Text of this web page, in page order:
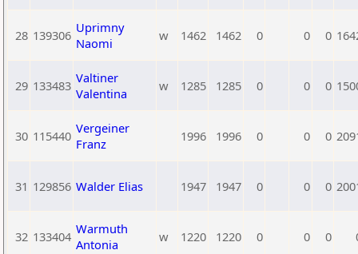
28 139306 Uprimny
Naomi
w 1462 1462 0 0 0
29 133483 Valtiner
Valentina
w 1285 1285 0 0 0
30 115440 Vergeiner
Franz
1996 1996 0 0 0
31 129856 Walder Elias 1947 1947 0 0 0
32 133404 Warmuth
Antonia
w 1220 1220 0 0 0